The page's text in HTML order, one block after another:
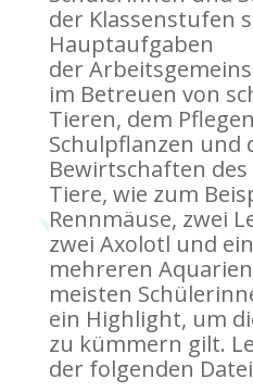
der Klassenstufen
Hauptaufgaben
der
im Betreuen von
Tieren, dem
Schulpflanzen und
Bewirtschaften
Tiere, wie zum
Rennmäuse, zwei
zwei Axolotl und
mehreren
meisten
ein Highlight, um
zu kümmern gilt.
der folgenden